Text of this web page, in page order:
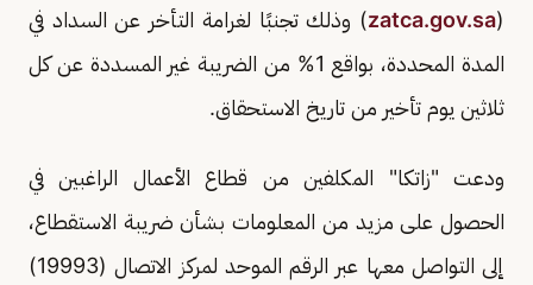
(
zatca.gov.sa) وذلك تجنبًا لغرامة التأخر عن السداد في
المدة المحددة، بواقع 1% من الضريبة غير المسددة عن كل
ثلاثين يوم تأخير من تاريخ الاستحقاق.
ودعت "زاتكا" المكلفين من قطاع الأعمال الراغبين في
الحصول على مزيد من المعلومات بشأن ضريبة الاستقطاع،
إلى التواصل معها عبر الرقم الموحد لمركز الاتصال (19993)